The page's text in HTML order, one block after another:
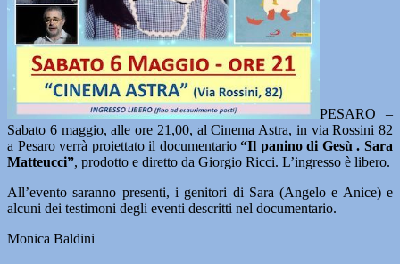
PESARO –
Sabato 6 maggio, alle ore 21,00, al Cinema Astra, in via Rossini 82
a Pesaro verrà proiettato il documentario“Il panino di Gesù . Sara
Matteucci”, prodotto e diretto da Giorgio Ricci. L’ingresso è libero.
All’evento saranno presenti, i genitori di Sara (Angelo e Anice) e
alcuni dei testimoni degli eventi descritti nel documentario.
Monica Baldini